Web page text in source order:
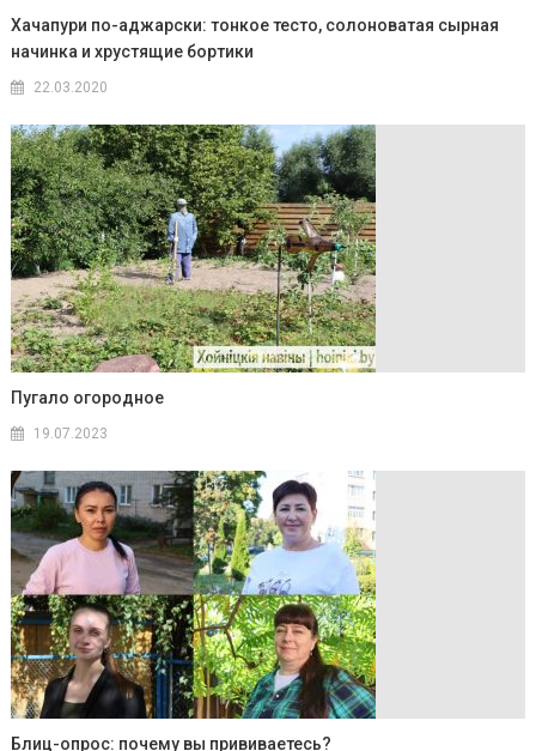
Хачапури по-аджарски: тонкое тесто, солоноватая сырная
начинка и хрустящие бортики
22.03.2020
Пугало огородное
19.07.2023
Блиц-опрос: почему вы прививаетесь?